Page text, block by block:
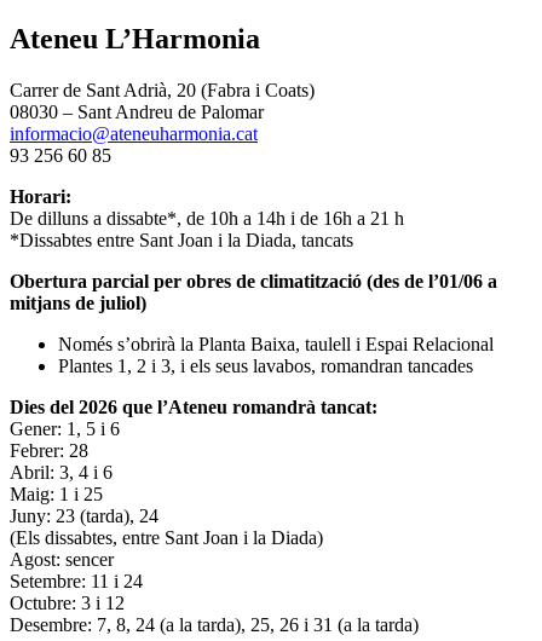
Ateneu L’Harmonia
Carrer de Sant Adrià, 20 (Fabra i Coats)
08030 – Sant Andreu de Palomar
informacio@ateneuharmonia.cat
93 256 60 85
Horari:
De dilluns a dissabte*, de 10h a 14h i de 16h a 21 h
*Dissabtes entre Sant Joan i la Diada, tancats
Obertura parcial per obres de climatització (des de l’01/06 a
mitjans de juliol)
Només s’obrirà la Planta Baixa, taulell i Espai Relacional
Plantes 1, 2 i 3, i els seus lavabos, romandran tancades
Dies del 2026 que l’Ateneu romandrà tancat:
Gener: 1, 5 i 6
Febrer: 28
Abril: 3, 4 i 6
Maig: 1 i 25
Juny: 23 (tarda), 24
(Els dissabtes, entre Sant Joan i la Diada)
Agost: sencer
Setembre: 11 i 24
Octubre: 3 i 12
Desembre: 7, 8, 24 (a la tarda), 25, 26 i 31 (a la tarda)